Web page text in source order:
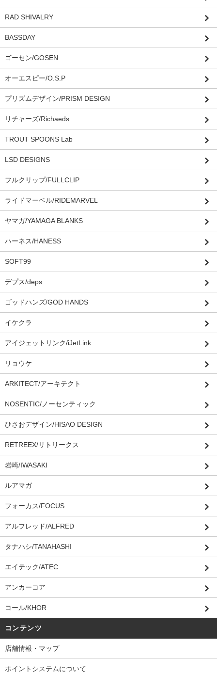
RAD SHIVALRY
BASSDAY
ゴーセン/GOSEN
オーエスピー/O.S.P
プリズムデザイン/PRISM DESIGN
リチャーズ/Richaeds
TROUT SPOONS Lab
LSD DESIGNS
フルクリップ/FULLCLIP
ライドマーベル/RIDEMARVEL
ヤマガ/YAMAGA BLANKS
ハーネス/HANESS
SOFT99
デプス/deps
ゴッドハンズ/GOD HANDS
イケクラ
アイジェットリンク/iJetLink
リョウケ
ARKITECT/アーキテクト
NOSENTIC/ノーセンティック
ひさおデザイン/HISAO DESIGN
RETREEX/リトリークス
岩崎/IWASAKI
ルアマガ
フォーカス/FOCUS
アルフレッド/ALFRED
タナハシ/TANAHASHI
エイテック/ATEC
アンカーコア
コール/KHOR
コンテンツ
店舗情報・マップ
ポイントシステムについて